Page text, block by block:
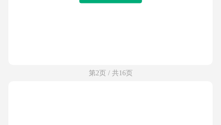
第2页 / 共16页